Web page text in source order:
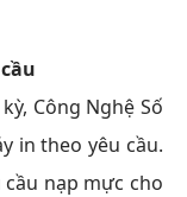
Công Nghệ Số
in theo yêu cầu.
nạp mực cho